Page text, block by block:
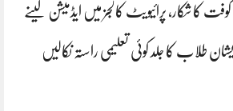
کا شکار، پرائیویٹ کالجز میں ایڈمیشن لینے
طلاب کا جلد کوئی تعلیمی راستہ نکالیں